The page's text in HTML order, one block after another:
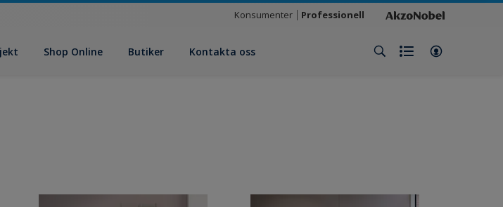
Konsumenter Professionell
Shop Online Butiker Kontakta oss